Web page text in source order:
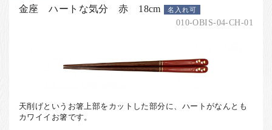
金座 ハートな気分 赤 18cm 名入れ可
010-OBIS-04-CH-01
天削げというお箸上部をカットした部分に、ハートがなんとも
カワイイお箸です。